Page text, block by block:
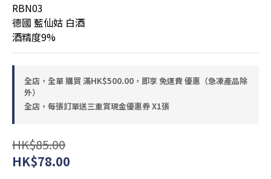
RBN03
德國 藍仙姑 白酒
酒精度9%
全店，全單 購買 滿HK$500.00，即享 免運費 優惠（急凍產品除
外）
全店，每張訂單送三重賞現金優惠券 X1張
HK$85.00
HK$78.00